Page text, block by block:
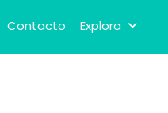
Contacto Explora